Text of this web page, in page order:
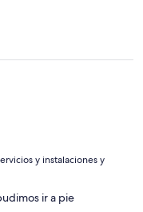
y instalaciones y
ir a pie